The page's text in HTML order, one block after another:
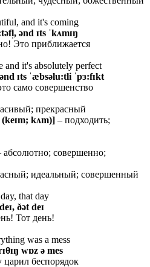
and it's coming
ənd ɪts ˈkʌmɪŋ
Это приближается
and it's absolutely perfect
ɪts ˈæbsəlu:tli ˈpɜ:fɪkt
само совершенство
прекрасный
(keɪm; kʌm)] – подходить;
абсолютно; совершенно;
идеальный; совершенный
that day
ðət deɪ
Тот день!
was a mess
θɪŋ wɒz ə mes
царил беспорядок